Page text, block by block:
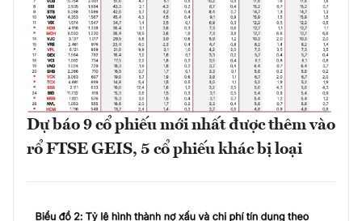
Dự báo 9 cổ phiếu mới nhất được thêm vào
rổ FTSE GEIS, 5 cổ phiếu khác bị loại